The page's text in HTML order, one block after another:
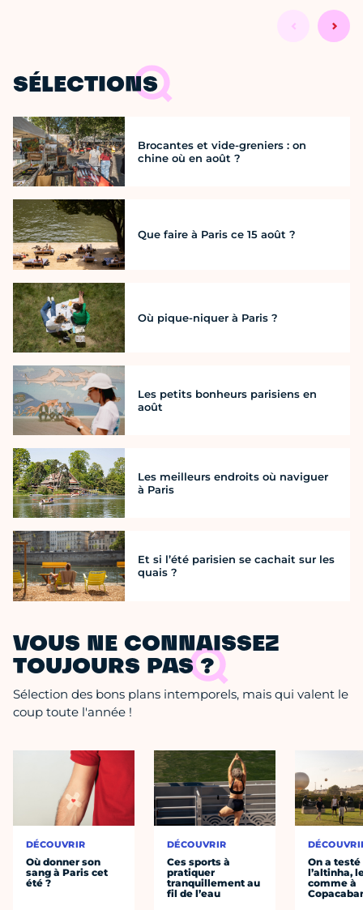
SÉLECTIONS
Brocantes et vide-greniers : on
chine où en août ?
Que faire à Paris ce 15 août ?
Où pique-niquer à Paris ?
Les petits bonheurs parisiens en
août
Les meilleurs endroits où naviguer
à Paris
Et si l’été parisien se cachait sur les
quais ?
VOUS NE CONNAISSEZ
TOUJOURS PAS ?
Sélection des bons plans intemporels, mais qui valent le
coup toute l'année !
DÉCOUVRIR
Où donner son
sang à Paris cet
été ?
DÉCOUVRIR
Ces sports à
pratiquer
tranquillement au
fil de l’eau
On a testé
l’altinha,
comme à